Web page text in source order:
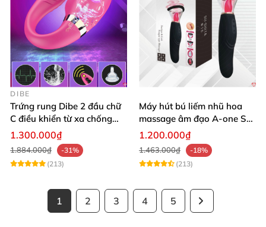
DIBE
Trứng rung Dibe 2 đầu chữ
C điều khiển từ xa chống
nước
1.300.000₫
1.884.000₫
-31%
(213)
Máy hút bú liếm nhũ hoa
massage âm đạo A-one Su-
shita độc đáo
1.200.000₫
1.463.000₫
-18%
(213)
1 2 3 4 5